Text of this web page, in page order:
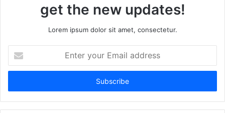
get the new updates!
Lorem ipsum dolor sit amet, consectetur.
your
Email